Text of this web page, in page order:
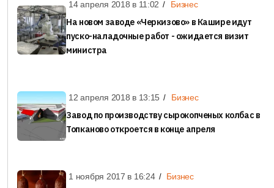
14 апреля 2018 в 11:02 Бизнес
На новом заводе «Черкизово» в Кашире идут
пуско-наладочные работ - ожидается визит
министра
12 апреля 2018 в 13:15 Бизнес
Завод по производству сырокопченых колбас в
Топканово откроется в конце апреля
1 ноября 2017 в 16:24 Бизнес